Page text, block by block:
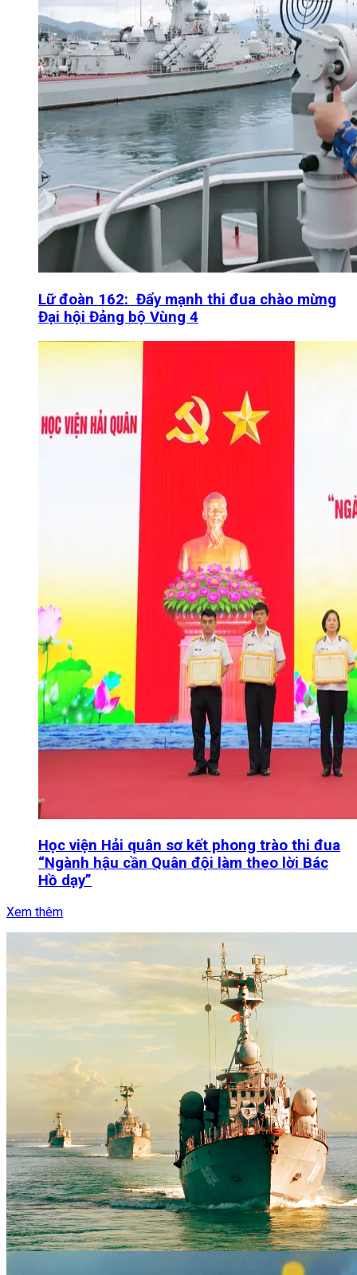
Lữ đoàn 162: Đẩy mạnh thi đua chào mừng
Đại hội Đảng bộ Vùng 4
Học viện Hải quân sơ kết phong trào thi đua
“Ngành hậu cần Quân đội làm theo lời Bác
Hồ dạy”
Xem thêm